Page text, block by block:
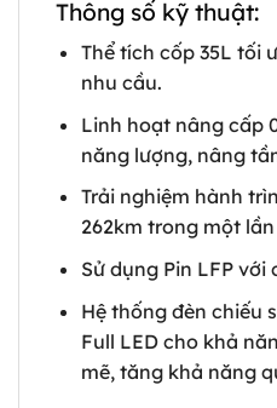
Thông số kỹ thuật:
Thể tích cốp 35L tối
nhu cầu.
Linh hoạt nâng cấp
năng lượng, nâng
Trải nghiệm hành
262km trong một lần
Sử dụng Pin LFP
Hệ thống đèn chiếu
Full LED cho khả
mẽ, tăng khả năng